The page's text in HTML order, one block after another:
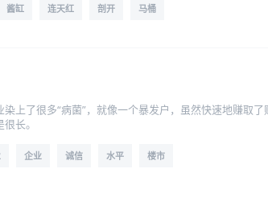
酱缸 连天红 剖开 马桶
上了很多“病菌”，就像一个暴发户，虽然快速地赚取
长。
企业 诚信 水平 楼市